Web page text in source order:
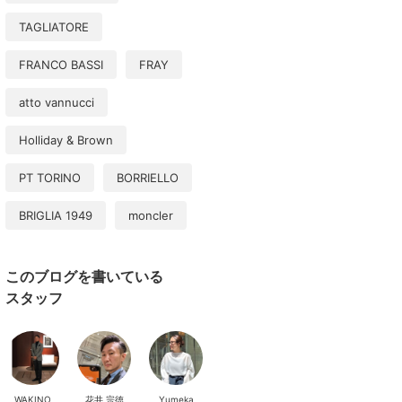
TAGLIATORE
FRANCO BASSI FRAY
atto vannucci
Holliday & Brown
PT TORINO BORRIELLO
BRIGLIA 1949 moncler
このブログを書いている
スタッフ
WAKINO 花井 宗徳 Yumeka